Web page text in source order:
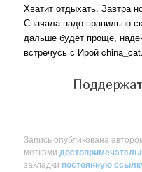
Хватит отдыхать. Завтра
Сначала надо правильно
дальше будет проще,
встречусь с Ирой china_cat.
Запись опубликована
метками
закладки постоянную